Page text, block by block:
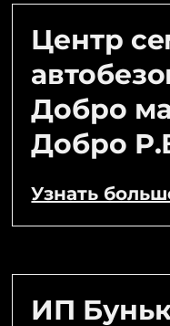
Центр
Добро
Добро
Узнать
ИП